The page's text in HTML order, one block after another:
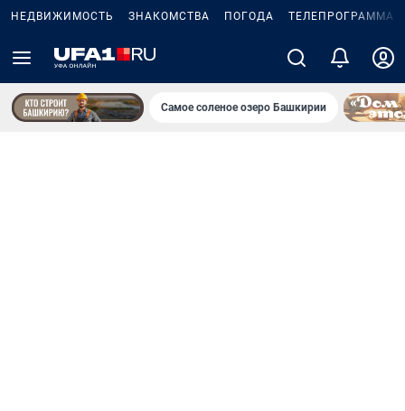
НЕДВИЖИМОСТЬ ЗНАКОМСТВА ПОГОДА ТЕЛЕПРОГРАММА
Самое соленое озеро Башкирии